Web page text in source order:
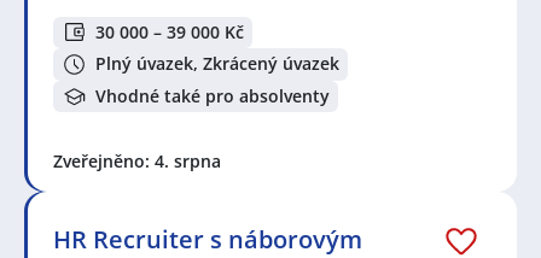
30 000 – 39 000 Kč
Plný úvazek, Zkrácený úvazek
Vhodné také pro absolventy
Zveřejněno: 4. srpna
HR Recruiter s náborovým